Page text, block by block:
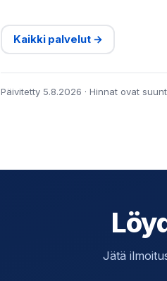
Kaikki palvelut →
Päivitetty 5.8.2026 · Hinnat ovat
Jätä